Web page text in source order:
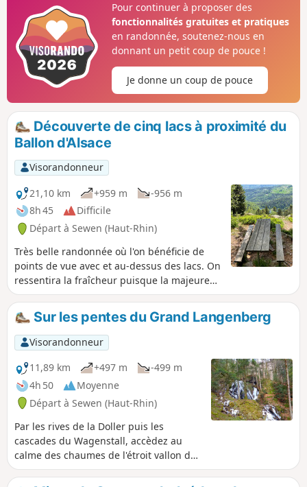
le Lac d'Alfeld. Le retour se fait en grande
partie sur les crêtes, pour des vues qui vont
parfois jusqu'aux premiers sommets alpins
quand le temps le permet. De nombreux
raccourcis sont présents et permettent de
réduire la boucle. Randonnée accessible via
Pour continuer à proposer des
fonctionnalités gratuites et pratiques
en randonnée, soutenez-nous en
donnant un petit coup de pouce !
Je donne un coup de pouce
Découverte de cinq lacs à proximité du
Ballon d'Alsace
Visorandonneur
21,10 km
+959 m
-956 m
8h 45
Difficile
Départ à Sewen (Haut-Rhin)
Très belle randonnée où l'on bénéficie de
points de vue avec et au-dessus des lacs. On
ressentira la fraîcheur puisque la majeure
partie de la randonnée s'effectue en forêt
(secteurs à découvert : en aval de la Ferme-
Auberge du Baerenbach, de même pour
celle du Gresson moyen, et celui de Haute
Bers).
Sur les pentes du Grand Langenberg
Visorandonneur
11,89 km
+497 m
-499 m
4h 50
Moyenne
Départ à Sewen (Haut-Rhin)
Par les rives de la Doller puis les
cascades du Wagenstall, accèdez au
calme des chaumes de l'étroit vallon du
Grand Langenberg près d'une
authentique ferme-auberge. Descente